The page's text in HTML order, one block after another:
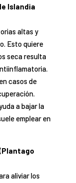
Islandia
altas y
Esto quiere
seca resulta
casos de
a bajar la
emplear en
aliviar los